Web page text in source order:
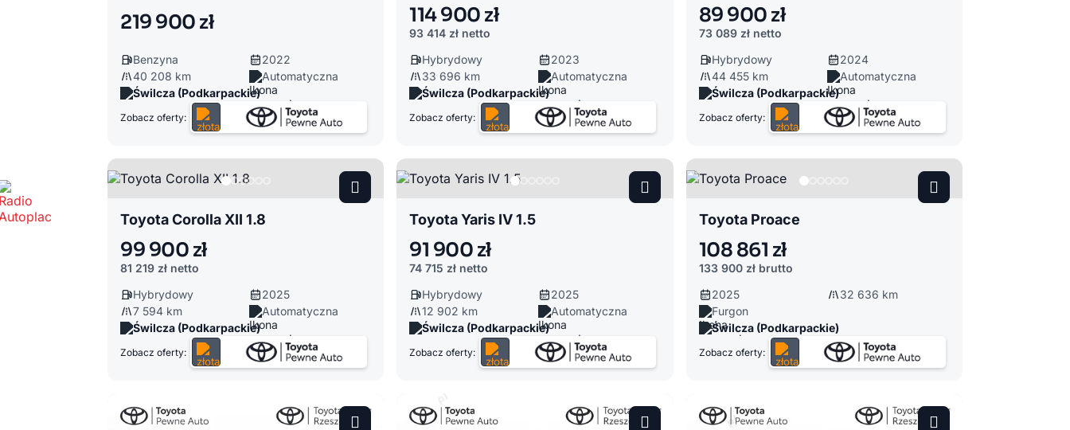
219 900 zł
Benzyna
2022
40 208 km
Automatyczna
Świlcza (Podkarpackie)
Zobacz oferty:
114 900 zł
93 414 zł netto
Hybrydowy
2023
33 696 km
Automatyczna
Świlcza (Podkarpackie)
Zobacz oferty:
89 900 zł
73 089 zł netto
Hybrydowy
2024
44 455 km
Automatyczna
Świlcza (Podkarpackie)
Zobacz oferty:
Toyota Corolla XII 1.8
99 900 zł
81 219 zł netto
Hybrydowy
2025
7 594 km
Automatyczna
Świlcza (Podkarpackie)
Zobacz oferty:
Toyota Yaris IV 1.5
91 900 zł
74 715 zł netto
Hybrydowy
2025
12 902 km
Automatyczna
Świlcza (Podkarpackie)
Zobacz oferty:
Toyota Proace
108 861 zł
133 900 zł brutto
2025
32 636 km
Furgon
Świlcza (Podkarpackie)
Zobacz oferty: